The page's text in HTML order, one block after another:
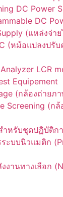
DC Power
DC
(แหล่งจ่า
(หม้อแปลงปรั
LCR
Equipement
(กล้องถ่ายภ
Screening (ก
ำหรับชุดปฏิบัติก
ะบบนิวแมติก
งานทางเลือก